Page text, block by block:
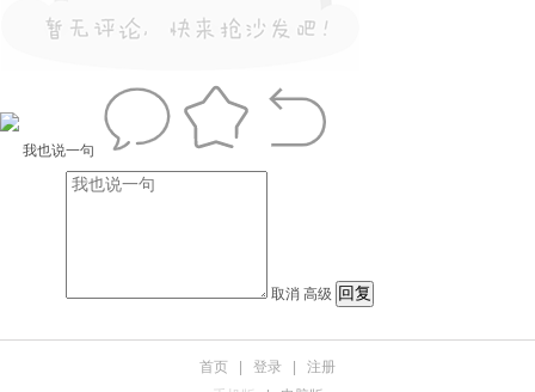
我也说一句
取消 高级
首页 登录
注册